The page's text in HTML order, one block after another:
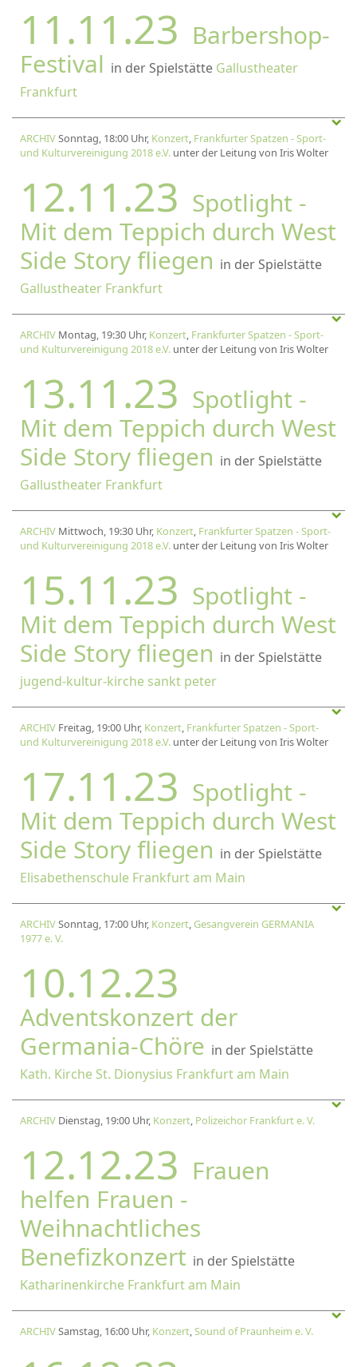
11.11.23 Barbershop-
Festival in der Spielstätte Gallustheater
Frankfurt
ARCHIVSonntag, 18:00 Uhr, Konzert, Frankfurter Spatzen - Sport-
und Kulturvereinigung 2018 e.V. unter der Leitung von Iris Wolter
12.11.23 Spotlight -
Mit dem Teppich durch West
Side Story fliegen in der Spielstätte
Gallustheater Frankfurt
ARCHIV Montag, 19:30 Uhr, Konzert, Frankfurter Spatzen - Sport-
und Kulturvereinigung 2018 e.V. unter der Leitung von Iris Wolter
13.11.23 Spotlight -
Mit dem Teppich durch West
Side Story fliegen in der Spielstätte
Gallustheater Frankfurt
ARCHIV Mittwoch, 19:30 Uhr, Konzert, Frankfurter Spatzen - Sport-
und Kulturvereinigung 2018 e.V. unter der Leitung von Iris Wolter
15.11.23 Spotlight -
Mit dem Teppich durch West
Side Story fliegen in der Spielstätte
jugend-kultur-kirche sankt peter
ARCHIV Freitag, 19:00 Uhr, Konzert, Frankfurter Spatzen - Sport-
und Kulturvereinigung 2018 e.V. unter der Leitung von Iris Wolter
17.11.23 Spotlight -
Mit dem Teppich durch West
Side Story fliegen in der Spielstätte
Elisabethenschule Frankfurt am Main
ARCHIVSonntag, 17:00 Uhr, Konzert,Gesangverein GERMANIA
1977 e. V.
10.12.23
Adventskonzert der
Germania-Chöre in der Spielstätte
Kath. Kirche St. Dionysius Frankfurt am Main
ARCHIV Dienstag, 19:00 Uhr, Konzert, Polizeichor Frankfurt e. V.
12.12.23 Frauen
helfen Frauen -
Weihnachtliches
Benefizkonzert in der Spielstätte
Katharinenkirche Frankfurt am Main
ARCHIVSamstag, 16:00 Uhr, Konzert,Sound of Praunheim e. V.